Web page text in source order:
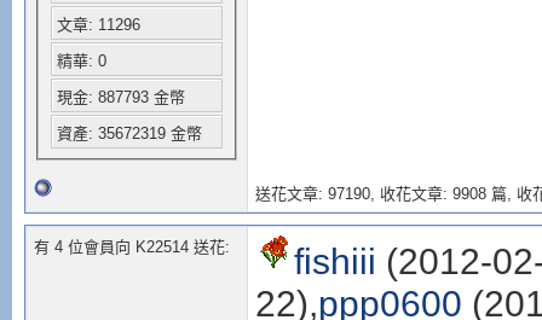
文章: 11296
精華: 0
現金: 887793 金幣
資產: 35672319 金幣
送花文章: 97190, 收花文章: 9908 篇, 收
有 4 位會員向 K22514 送花: fishiii (2012-
22),ppp0600